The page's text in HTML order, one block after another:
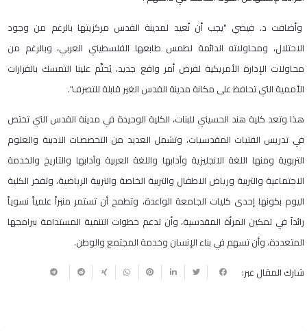
وأضافت د. فيضي "يجب أن نُعيد لمدينة القدس مركزيتها بالرغم من وجود
الاحتلال، ومحاولاته الدائمة لطمس طابعها الفلسطيني العربي، وبالرغم من
محاولات الإدارة الأمريكية لفرض أمر واقع جديد، يُحتِّم علينا التمسك بالقرارات
الأممية التي تحافظ على مكانة مدينة القدس الغير قابلة للتصرف".
هذا وتعد كلية هند الحسيني للبنات، الكلية الوحيدة في مدينة القدس التي تختص
في تدريس الفتيات المقدسيات، وتشمل العديد من التخصصات الادبية والعلوم
التربوية ومنها اللغة الانجليزية وآدابها واللغة العربية وآدابها والتاريخ والخدمة
الاجتماعية والتربية ورياض الاطفال والتربية الخاصة والتربية الرياضية، وتفخر الكلية
اليوم بكونها إحدى كليات الجامعة الواعدة، وتطمح أن تستمر منبراً علمياً نسوياً
رائداً في تمكين المرأة المقدسية، وأن تدعم خطوات التنمية المستدامة ببرامجها
المتعددة، وأن تسهم في بناء الإنسان وخدمة المجتمع والوطن.
شارك المقال عبر: